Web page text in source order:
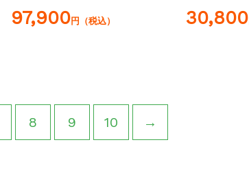
97,900円（税込） 30,800
8 9 10 →